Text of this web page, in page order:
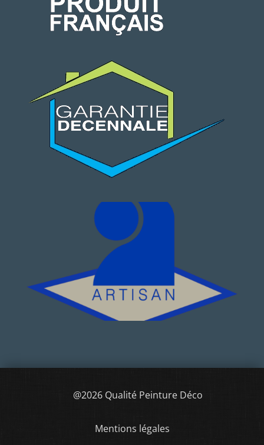
@2026 Qualité Peinture Déco
Mentions légales